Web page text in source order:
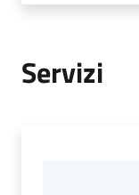
Servizi